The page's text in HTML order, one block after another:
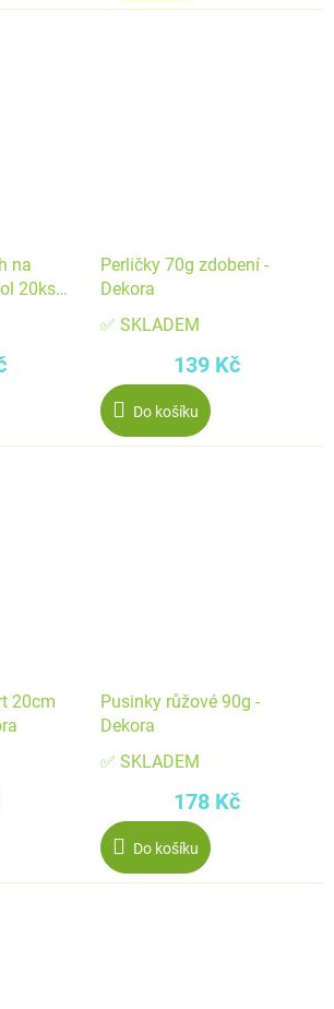
na
20ks
Perličky 70g zdobení -
Dekora
✅ SKLADEM
139 Kč
Do košíku
20cm
Pusinky růžové 90g -
Dekora
✅ SKLADEM
178 Kč
Do košíku